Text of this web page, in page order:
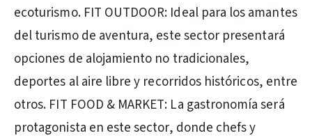
ecoturismo. FIT OUTDOOR: Ideal para los amantes
del turismo de aventura, este sector presentará
opciones de alojamiento no tradicionales,
deportes al aire libre y recorridos históricos, entre
otros. FIT FOOD & MARKET: La gastronomía será
protagonista en este sector, donde chefs y